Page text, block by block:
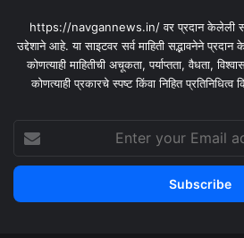
https://navgannews.in/ वर प्रदान केलेली
उद्देशाने आहे. या साइटवर सर्व माहिती सद्भावनेने
कोणत्याही माहितीची अचूकता, पर्याप्तता, वैधता,
कोणत्याही प्रकारचे स्पष्ट किंवा निहित प्रतिनिधित्व
your
Email